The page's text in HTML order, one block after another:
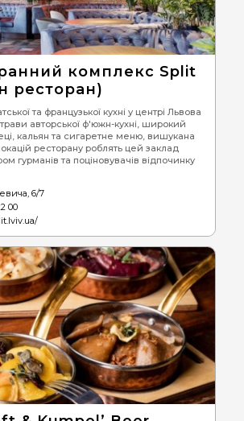
комплекс Split
ресторан)
та французької кухні у центрі Львова
авторської ф'южн-кухні, широкий
кальян та сигаретне меню, вишукана
ресторану роблять цей заклад
гурманів та поціновувачів відпочинку
6/7
00